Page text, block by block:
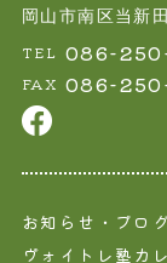
岡山市南区当新
TEL 086-
FAX 086-
お知らせ・ブログ
ヴォイトレ塾カ